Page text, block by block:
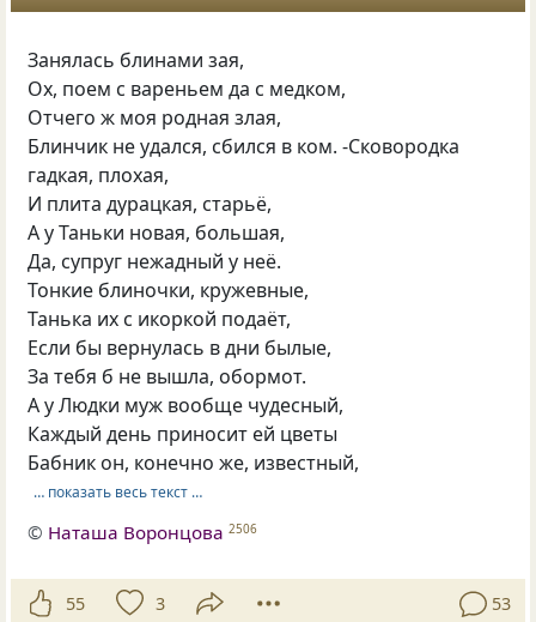
Занялась блинами зая,
Ох, поем с вареньем да с медком,
Отчего ж моя родная злая,
Блинчик не удался, сбился в ком. -Сковородка
гадкая, плохая,
И плита дурацкая, старьё,
А у Таньки новая, большая,
Да, супруг нежадный у неё.
Тонкие блиночки, кружевные,
Танька их с икоркой подаёт,
Если бы вернулась в дни былые,
За тебя б не вышла, обормот.
А у Людки муж вообще чудесный,
Каждый день приносит ей цветы
Бабник он, конечно же, известный,
… показать весь текст …
© Наташа Воронцова 2506
55 3 53